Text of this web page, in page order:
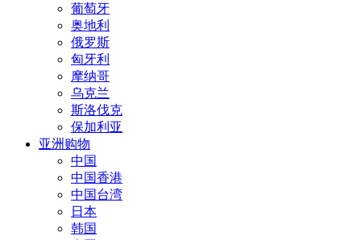
葡萄牙
奥地利
俄罗斯
匈牙利
摩纳哥
乌克兰
斯洛伐克
保加利亚
亚洲购物
中国
中国香港
中国台湾
日本
韩国